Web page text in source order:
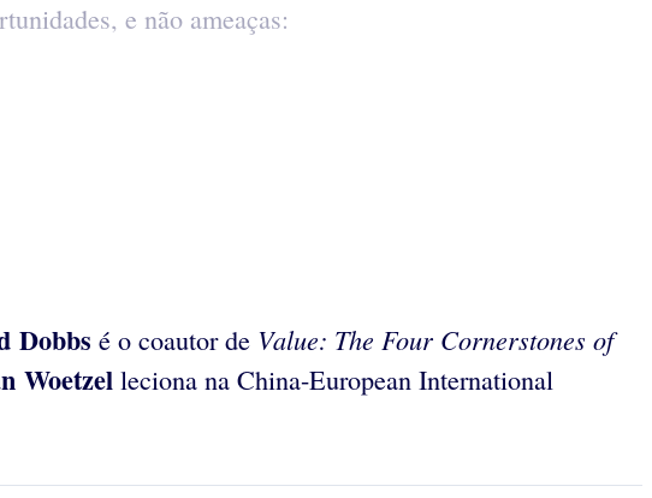
e não ameaças:
Dobbs é o coautor de Value: The Four Cornerstones of
Woetzel leciona na China-European International